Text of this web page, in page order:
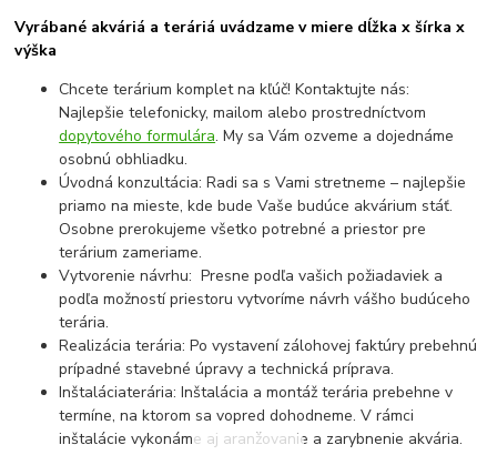
Vyrábané akváriá a teráriá uvádzame v miere dĺžka x šírka x
výška
Chcete terárium komplet na kľúč! Kontaktujte nás:
Najlepšie telefonicky, mailom alebo prostredníctvom
dopytového formulára. My sa Vám ozveme a dojednáme
osobnú obhliadku.
Úvodná konzultácia: Radi sa s Vami stretneme – najlepšie
priamo na mieste, kde bude Vaše budúce akvárium stáť.
Osobne prerokujeme všetko potrebné a priestor pre
terárium zameriame.
Vytvorenie návrhu: Presne podľa vašich požiadaviek a
podľa možností priestoru vytvoríme návrh vášho budúceho
terária.
Realizácia terária: Po vystavení zálohovej faktúry prebehnú
prípadné stavebné úpravy a technická príprava.
Inštaláciaterária: Inštalácia a montáž terária prebehne v
termíne, na ktorom sa vopred dohodneme. V rámci
inštalácie vykonáme aj aranžovanie a zarybnenie akvária.